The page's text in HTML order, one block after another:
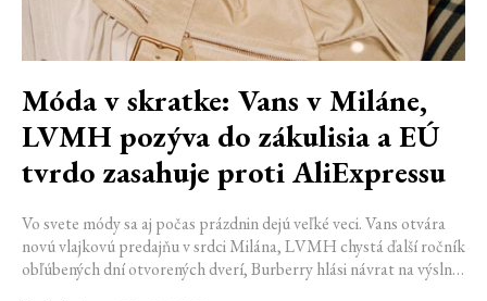
Móda v skratke: Vans v Miláne,
LVMH pozýva do zákulisia a EÚ
tvrdo zasahuje proti AliExpressu
Vo svete módy sa aj počas prázdnin dejú veľké veci. Vans otvára
novú vlajkovú predajňu v srdci Milána, LVMH chystá ďalší ročník
obľúbených dní otvorených dverí, Burberry hlási návrat na výslnie